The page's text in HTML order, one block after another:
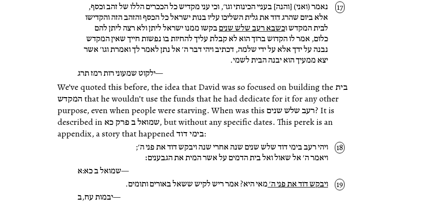
נאמר (ואני) [והנה] בעניי הכינותי וגו׳, וכי עני מקדיש כל הככרים הללו של זהב וכסף,
אלא ביום שהרג דוד את גלית השליכו עליו בנות ישראל כל הכסף והזהב הזה והקדישו
לבית המקדש וכשבא רעב שלש שניםבקשו ממנו ישראל ליתן ולא רצה ליתן להם
כלום, אמר לו הקדוש ברוך הוא לא קבלת עליך להחיות בו נפשות חייך שאין המקדש
נבנה על ידך אלא על ידי שלמה, דכתיב ויהי דבר ה׳ אל נתן לאמר לך ואמרת וגו׳ אשר
יצא ממעיך הוא יבנה הבית לשמי.
ילקוט שמעוני רות רמז תרג
We’ve quoted this before, the idea that David was so focused on building the בית
המקדש that he wouldn’t use the funds that he had dedicate for it for any other
purpose, even when people were starving. When was this רעב שלש שנים? It is
described in שמואל ב פרק כא, but without any specific dates. This perek is an
appendix, a story that happened בימי דוד:
ויהי רעב בימי דוד שלש שנים שנה אחרי שנה ויבקש דוד את פני ה׳;
ויאמר ה׳ אל שאול ואל בית הדמים על אשר המית את הגבענים׃
שמואל ב כא:א
ויבקש דוד את פני ה׳מאי היא? אמר ריש לקיש ששאל באורים ותומים.
יבמות עח,ב